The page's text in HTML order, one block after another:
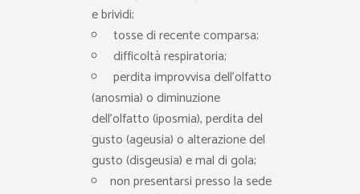
e brividi;
tosse di recente comparsa;
difficoltà respiratoria;
perdita improvvisa dell’olfatto
(anosmia) o diminuzione
dell’olfatto (iposmia), perdita del
gusto (ageusia) o alterazione del
gusto (disgeusia) e mal di gola;
non presentarsi presso la sede